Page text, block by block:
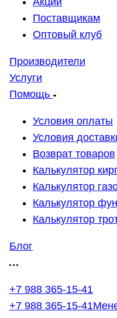
Поставщикам
Оптовый клуб
Производители
Услуги
Помощь
Условия оплаты
Условия
Возврат товаров
Калькулятор
Калькулятор
Калькулятор
Калькулятор
Блог
+7 988 365-15-41
+7 988 365-15-41